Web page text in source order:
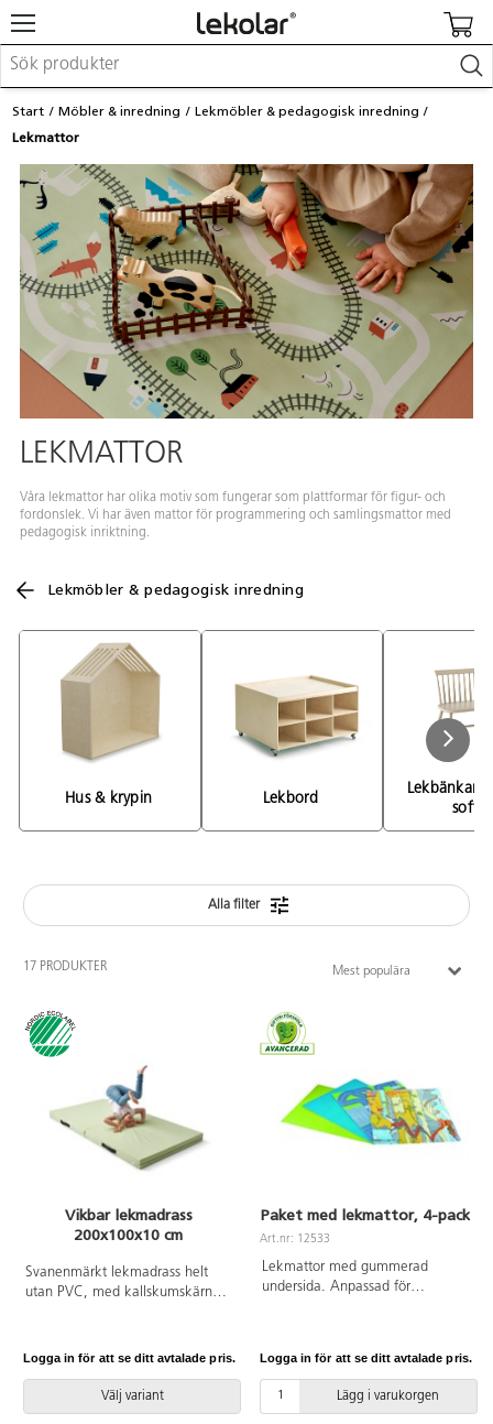
Möbler & inredning
Lekplatsutrustning & utemiljö
Leka
Lära
Barnvagnar & småbarnsartiklar
Skolförbrukning & kontorsmaterial
Logga in / Registrera dig
Hitta din säljare
Kontakta Lekolar
Start Möbler & inredning
Lekmöbler & pedagogisk inredning
Lekmattor
LEKMATTOR
Våra lekmattor har olika motiv som fungerar som plattformar för figur- och
fordonslek. Vi har även mattor för programmering och samlingsmattor med
pedagogisk inriktning.
Lekmöbler & pedagogisk inredning
Hus & krypin Lekbord
Lekbänkar,
Alla filter
17 PRODUKTER Mest populära
Vikbar lekmadrass
200x100x10 cm
Svanenmärkt lekmadrass helt
utan PVC, med kallskumskärna.
olika aktiviteter. Avtorkningsbar
Mått: L200xB100xH10 cm.
Svanenmärkt, licensnummer
Logga in för att se ditt avtalade pris.
Välj variant
Paket med lekmattor, 4-pack
Art.nr: 12533
Lekmattor med gummerad
undersida. Anpassad för
PVC-fri.
Logga in för att se ditt avtalade pris.
Lägg i varukorgen